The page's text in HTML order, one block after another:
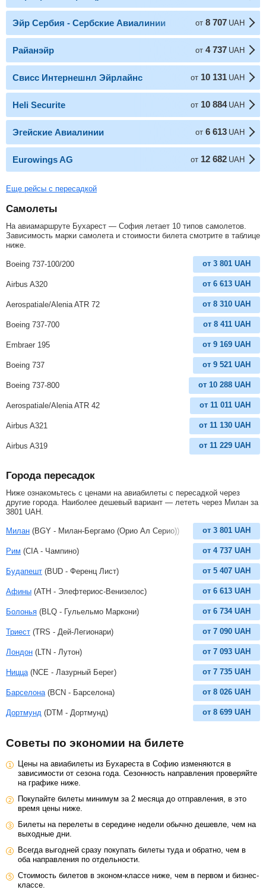
Эйр Сербия - Сербские Авиалинии от 8 707 UAH
Райанэйр от 4 737 UAH
Свисс Интернешнл Эйрлайнс от 10 131 UAH
Heli Securite от 10 884 UAH
Эгейские Авиалинии от 6 613 UAH
Eurowings AG от 12 682 UAH
Еще рейсы с пересадкой
Самолеты
На авиамаршруте Бухарест — София летает 10 типов самолетов.
Зависимость марки самолета и стоимости билета смотрите в таблице
ниже.
Boeing 737-100/200 от 3 801 UAH
Airbus A320 от 6 613 UAH
Aerospatiale/Alenia ATR 72 от 8 310 UAH
Boeing 737-700 от 8 411 UAH
Embraer 195 от 9 169 UAH
Boeing 737 от 9 521 UAH
Boeing 737-800 от 10 288 UAH
Aerospatiale/Alenia ATR 42 от 11 011 UAH
Airbus A321 от 11 130 UAH
Airbus A319 от 11 229 UAH
Города пересадок
Ниже ознакомьтесь с ценами на авиабилеты с пересадкой через
другие города. Наиболее дешевый вариант — лететь через Милан за
3801 UAH
Милан (BGY - Милан-Бергамо (Орио Ал Серио)) от 3 801 UAH
Рим (CIA - Чампино) от 4 737 UAH
Будапешт (BUD - Ференц Лист) от 5 407 UAH
Афины (ATH - Элефтериос-Венизелос) от 6 613 UAH
Болонья (BLQ - Гульельмо Маркони) от 6 734 UAH
Триест (TRS - Дей-Легионари) от 7 090 UAH
Лондон (LTN - Лутон) от 7 093 UAH
Ницца (NCE - Лазурный Берег) от 7 735 UAH
Барселона (BCN - Барселона) от 8 026 UAH
Дортмунд (DTM - Дортмунд) от 8 699 UAH
Советы по экономии на билете
Цены на авиабилеты из Бухареста в Софию изменяются в
зависимости от сезона года. Сезонность направления проверяйте
на графике ниже.
Покупайте билеты минимум за 2 месяца до отправления, в это
время цены ниже.
Билеты на перелеты в середине недели обычно дешевле, чем на
выходные дни.
Всегда выгодней сразу покупать билеты туда и обратно, чем в
оба направления по отдельности.
Стоимость билетов в эконом-классе ниже, чем в первом и бизнес-
классе.